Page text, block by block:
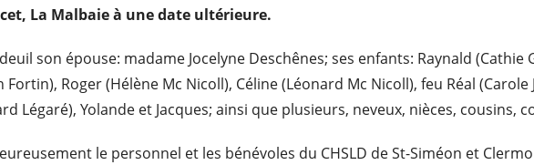
La Malbaie à une date ultérieure.
son épouse: madame Jocelyne Deschênes; ses enfants: Raynald
Roger (Hélène Mc Nicoll), Céline (Léonard Mc Nicoll), feu Réal
Légaré), Yolande et Jacques; ainsi que plusieurs, neveux, nièces, cousins,
le personnel et les bénévoles du CHSLD de St-Siméon et